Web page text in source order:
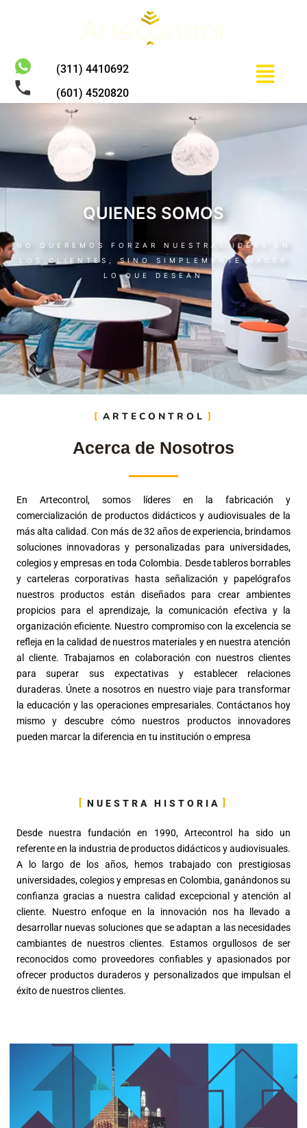
(311) 4410692
(601) 4520820
Menú
QUIENES SOMOS
NO QUEREMOS FORZAR NUESTRAS IDEAS EN
LOS CLIENTES, SINO SIMPLEMENTE HACER
LO QUE DESEAN
ARTECONTROL
Acerca de Nosotros
En Artecontrol, somos líderes en la fabricación y
comercialización de productos didácticos y audiovisuales de la
más alta calidad. Con más de 32 años de experiencia, brindamos
soluciones innovadoras y personalizadas para universidades,
colegios y empresas en toda Colombia. Desde tableros borrables
y carteleras corporativas hasta señalización y papelógrafos
nuestros productos están diseñados para crear ambientes
propicios para el aprendizaje, la comunicación efectiva y la
organización eficiente. Nuestro compromiso con la excelencia se
refleja en la calidad de nuestros materiales y en nuestra atención
al cliente. Trabajamos en colaboración con nuestros clientes
para superar sus expectativas y establecer relaciones
duraderas. Únete a nosotros en nuestro viaje para transformar
la educación y las operaciones empresariales. Contáctanos hoy
mismo y descubre cómo nuestros productos innovadores
pueden marcar la diferencia en tu institución o empresa
NUESTRA HISTORIA
Desde nuestra fundación en 1990, Artecontrol ha sido un
referente en la industria de productos didácticos y audiovisuales.
A lo largo de los años, hemos trabajado con prestigiosas
universidades, colegios y empresas en Colombia, ganándonos su
confianza gracias a nuestra calidad excepcional y atención al
cliente. Nuestro enfoque en la innovación nos ha llevado a
desarrollar nuevas soluciones que se adaptan a las necesidades
cambiantes de nuestros clientes. Estamos orgullosos de ser
reconocidos como proveedores confiables y apasionados por
ofrecer productos duraderos y personalizados que impulsan el
éxito de nuestros clientes.